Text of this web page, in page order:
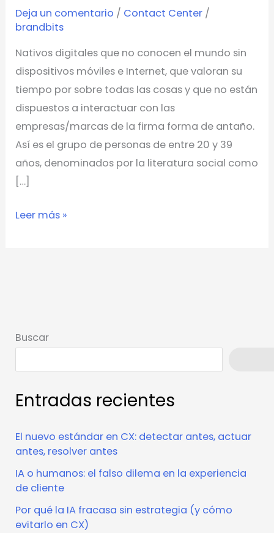
Deja un comentario / Contact Center /
brandbits
Nativos digitales que no conocen el mundo sin
dispositivos móviles e Internet, que valoran su
tiempo por sobre todas las cosas y que no están
dispuestos a interactuar con las
empresas/marcas de la firma forma de antaño.
Así es el grupo de personas de entre 20 y 39
años, denominados por la literatura social como
[…]
Leer más »
Buscar
Entradas recientes
El nuevo estándar en CX: detectar antes, actuar
antes, resolver antes
IA o humanos: el falso dilema en la experiencia
de cliente
Por qué la IA fracasa sin estrategia (y cómo
evitarlo en CX)